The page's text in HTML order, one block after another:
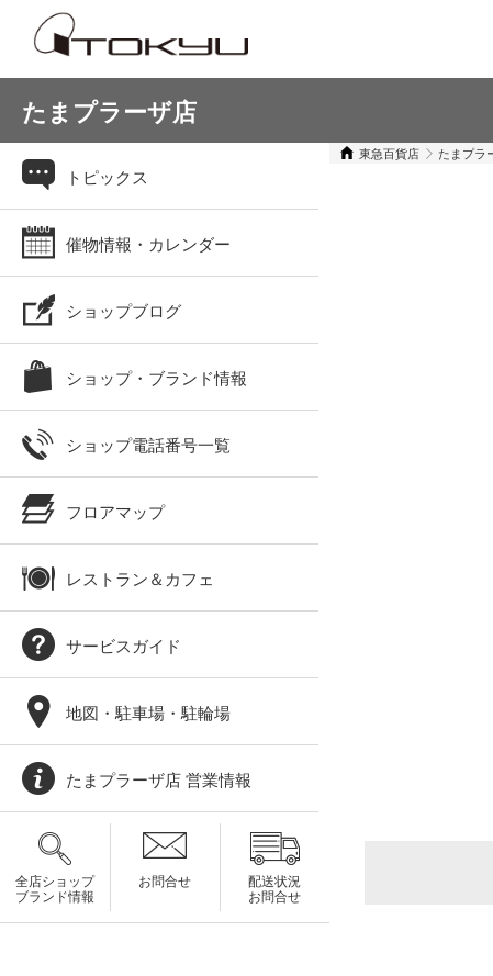
たまプラーザ店
東急百貨店 たまプラ
トピックス
催物情報・カレンダー
ショップブログ
ショップ・ブランド情報
ショップ電話番号一覧
フロアマップ
レストラン＆カフェ
サービスガイド
地図・駐車場・駐輪場
たまプラーザ店 営業情報
全店ショップ
ブランド情報
お問合せ
配送状況
お問合せ